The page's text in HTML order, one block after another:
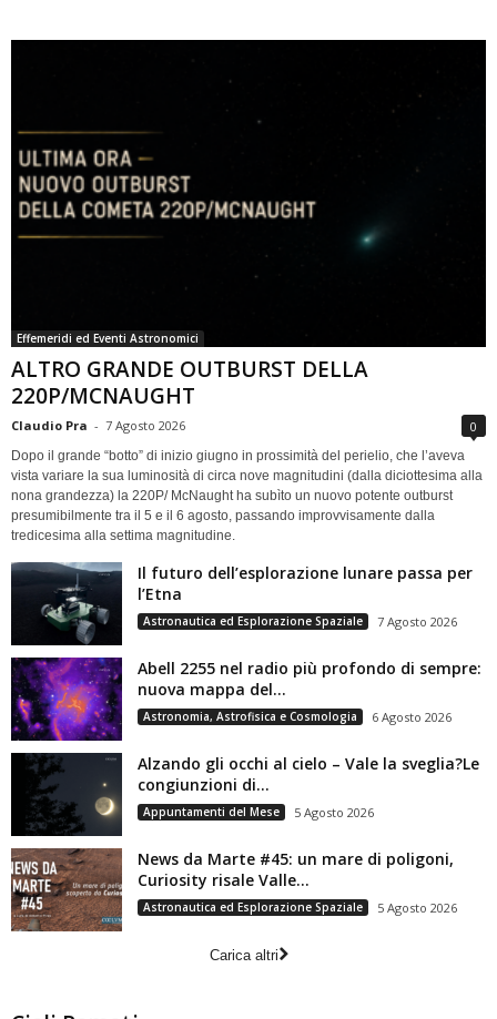
Effemeridi ed Eventi Astronomici
ALTRO GRANDE OUTBURST DELLA
220P/MCNAUGHT
Claudio Pra - 7 Agosto 2026 0
Dopo il grande “botto” di inizio giugno in prossimità del perielio, che l’aveva
vista variare la sua luminosità di circa nove magnitudini (dalla diciottesima alla
nona grandezza) la 220P/ McNaught ha subìto un nuovo potente outburst
presumibilmente tra il 5 e il 6 agosto, passando improvvisamente dalla
tredicesima alla settima magnitudine.
Il futuro dell’esplorazione lunare passa per
l’Etna
Astronautica ed Esplorazione Spaziale 7 Agosto 2026
Abell 2255 nel radio più profondo di sempre:
nuova mappa del...
Astronomia, Astrofisica e Cosmologia 6 Agosto 2026
Alzando gli occhi al cielo – Vale la sveglia?Le
congiunzioni di...
Appuntamenti del Mese 5 Agosto 2026
News da Marte #45: un mare di poligoni,
Curiosity risale Valle...
Astronautica ed Esplorazione Spaziale 5 Agosto 2026
Carica altri